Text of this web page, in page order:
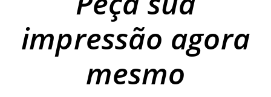
impressão agora
mesmo